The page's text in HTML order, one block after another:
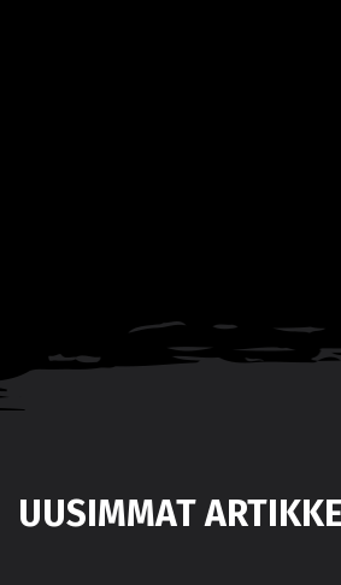
UUSIMMAT